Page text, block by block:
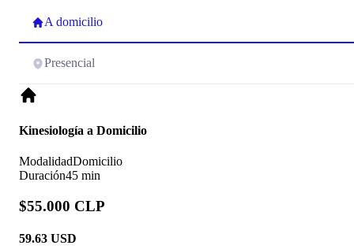
A domicilio
Presencial
Kinesiología a Domicilio
ModalidadDomicilio
Duración45 min
$55.000 CLP
59.63 USD